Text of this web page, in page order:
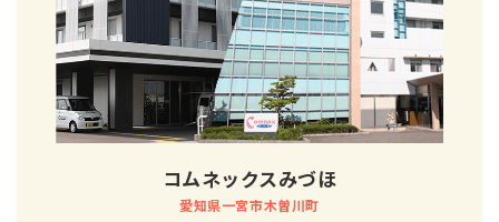
コムネックスみづほ
愛知県一宮市木曽川町